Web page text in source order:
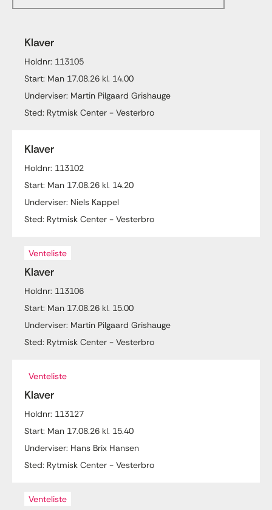
Klaver
Holdnr: 113105
Start: Man 17.08.26 kl. 14.00
Underviser: Martin Pilgaard Grishauge
Sted: Rytmisk Center - Vesterbro
Klaver
Holdnr: 113102
Start: Man 17.08.26 kl. 14.20
Underviser: Niels Kappel
Sted: Rytmisk Center - Vesterbro
Venteliste
Klaver
Holdnr: 113106
Start: Man 17.08.26 kl. 15.00
Underviser: Martin Pilgaard Grishauge
Sted: Rytmisk Center - Vesterbro
Venteliste
Klaver
Holdnr: 113127
Start: Man 17.08.26 kl. 15.40
Underviser: Hans Brix Hansen
Sted: Rytmisk Center - Vesterbro
Venteliste